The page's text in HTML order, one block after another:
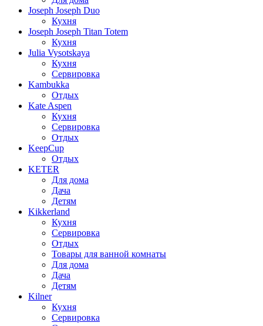
Joseph Joseph Duo
Кухня
Joseph Joseph Titan Totem
Кухня
Julia Vysotskaya
Кухня
Сервировка
Kambukka
Отдых
Kate Aspen
Кухня
Сервировка
Отдых
KeepCup
Отдых
KETER
Для дома
Дача
Детям
Kikkerland
Кухня
Сервировка
Отдых
Товары для ванной комнаты
Для дома
Дача
Детям
Kilner
Кухня
Сервировка